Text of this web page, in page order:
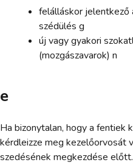
felálláskor jelentkező
szédülés g
új vagy gyakori
(mozgászavarok) n
e
Ha bizonytalan, hogy a fentiek
kérdleizze meg kezelőorvosát
szedésének megkezdése